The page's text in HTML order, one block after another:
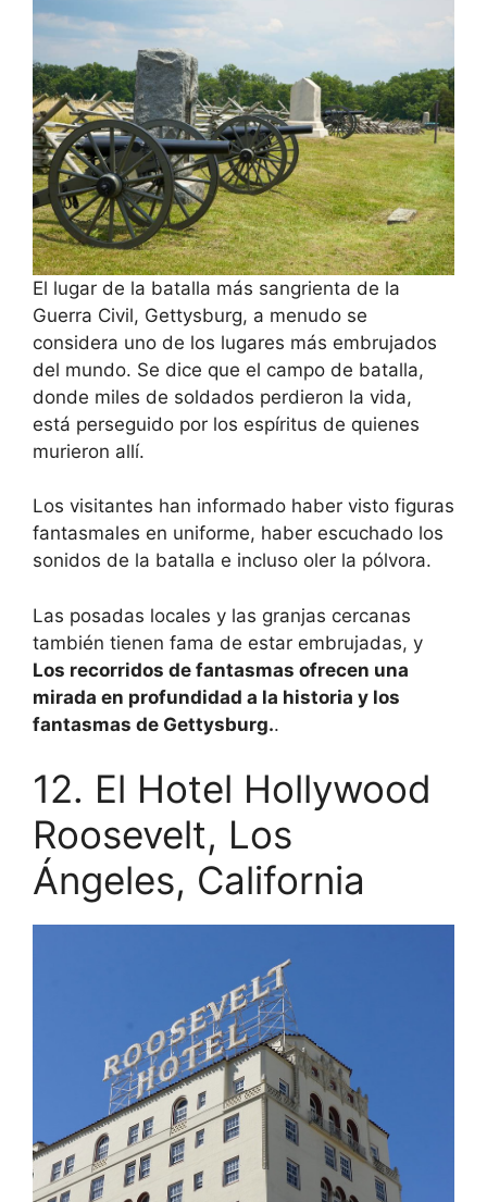
El lugar de la batalla más sangrienta de la
Guerra Civil, Gettysburg, a menudo se
considera uno de los lugares más embrujados
del mundo. Se dice que el campo de batalla,
donde miles de soldados perdieron la vida,
está perseguido por los espíritus de quienes
murieron allí.
Los visitantes han informado haber visto figuras
fantasmales en uniforme, haber escuchado los
sonidos de la batalla e incluso oler la pólvora.
Las posadas locales y las granjas cercanas
también tienen fama de estar embrujadas, y
Los recorridos de fantasmas ofrecen una
mirada en profundidad a la historia y los
fantasmas de Gettysburg..
12. El Hotel Hollywood
Roosevelt, Los
Ángeles, California